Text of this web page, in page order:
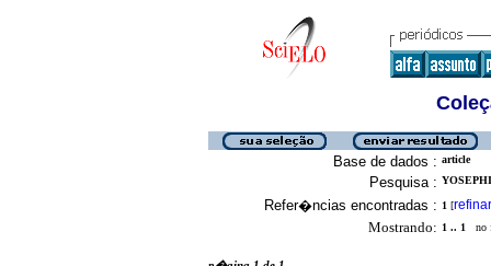
Base de dados : article
Pesquisa :
Refer�ncias encontradas : 1 [refinar
Mostrando: 1 .. 1 no